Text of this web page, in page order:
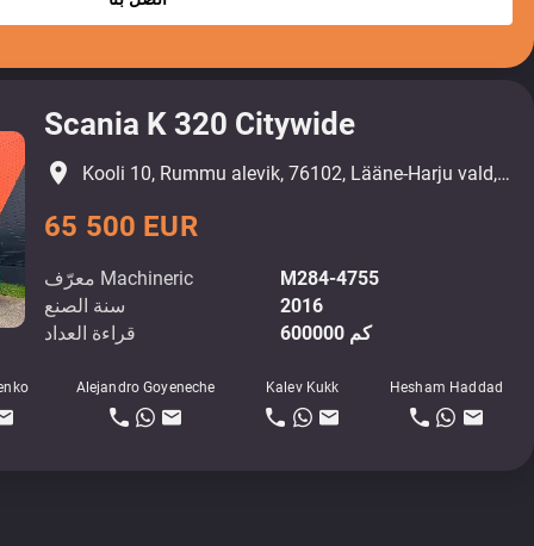
Scania K 320 Citywide
معرّف Machineric
M284-4755
سنة الصنع
2016
قراءة العداد
600000 كم
Alejandro Goyeneche Kalev Kukk Hesham Haddad
65 500 EUR
place Kooli 10, Rummu alevik, 76102, Lääne-Harju vald, Harjumaa